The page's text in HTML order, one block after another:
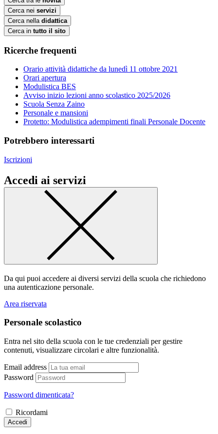
Cerca nei servizi
Cerca nella didattica
Cerca in tutto il sito
Ricerche frequenti
Orario attività didattiche da lunedì 11 ottobre 2021
Orari apertura
Modulistica BES
Avviso inizio lezioni anno scolastico 2025/2026
Scuola Senza Zaino
Personale e mansioni
Protetto: Modulistica adempimenti finali Personale Docente
Potrebbero interessarti
Iscrizioni
Accedi ai servizi
Da qui puoi accedere ai diversi servizi della scuola che richiedono
una autenticazione personale.
Area riservata
Personale scolastico
Entra nel sito della scuola con le tue credenziali per gestire
contenuti, visualizzare circolari e altre funzionalità.
Email address
Password
Password dimenticata?
Ricordami
Accedi